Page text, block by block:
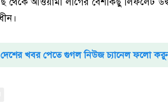
খবর পেতে গুগল নিউজ চ্যানেল ফলো